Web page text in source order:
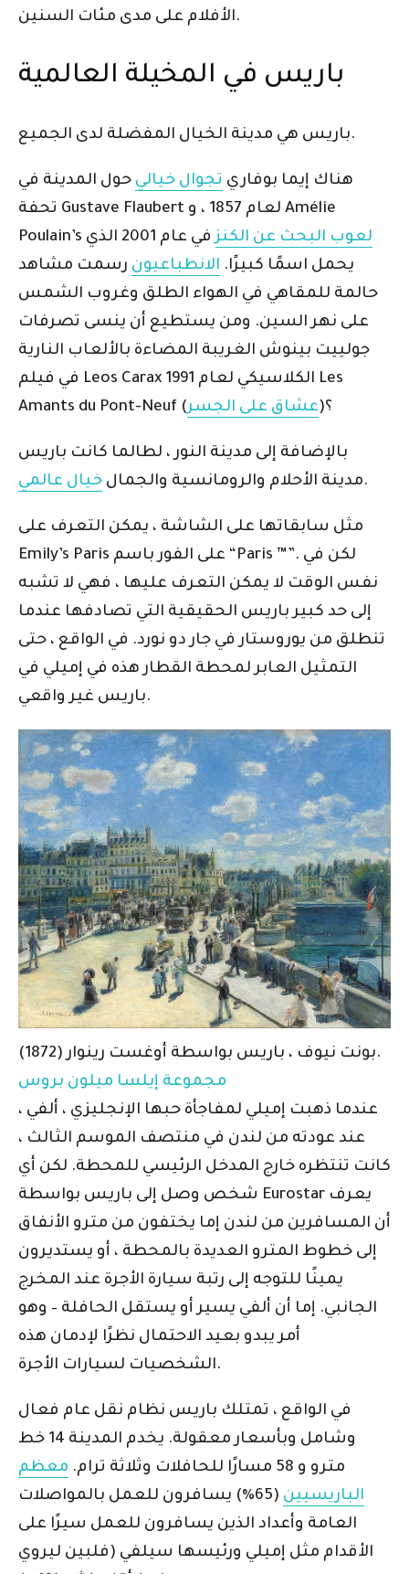
الأفلام على مدى مئات السنين.
باريس في المخيلة العالمية
باريس هي مدينة الخيال المفضلة لدى الجميع.
هناك إيما بوفاري تجوال خيالي حول المدينة في
تحفة Gustave Flaubert لعام 1857 ، و Amélie
Poulain’s
لعوب البحث عن الكنز
في عام 2001 الذي
يحمل اسمًا كبيرًا. الانطباعيون رسمت مشاهد
حالمة للمقاهي في الهواء الطلق وغروب الشمس
على نهر السين. ومن يستطيع أن ينسى تصرفات
جولييت بينوش الغريبة المضاءة بالألعاب النارية
في فيلم Leos Carax الكلاسيكي لعام 1991 Les
Amants du Pont-Neuf (عشاق على الجسر )؟
بالإضافة إلى مدينة النور ، لطالما كانت باريس
مدينة الأحلام والرومانسية والجمال خيال عالمي .
مثل سابقاتها على الشاشة ، يمكن التعرف على
Emily’s Paris على الفور باسم “Paris ™”. لكن في
نفس الوقت لا يمكن التعرف عليها ، فهي لا تشبه
إلى حد كبير باريس الحقيقية التي تصادفها عندما
تنطلق من يوروستار في جار دو نورد. في الواقع ، حتى
التمثيل العابر لمحطة القطار هذه في إميلي في
باريس غير واقعي.
بونت نيوف ، باريس بواسطة أوغست رينوار (1872).
مجموعة إيلسا ميلون بروس
عندما ذهبت إميلي لمفاجأة حبها الإنجليزي ، ألفي ،
عند عودته من لندن في منتصف الموسم الثالث ،
كانت تنتظره خارج المدخل الرئيسي للمحطة. لكن أي
شخص وصل إلى باريس بواسطة Eurostar يعرف
أن المسافرين من لندن إما يختفون من مترو الأنفاق
إلى خطوط المترو العديدة بالمحطة ، أو يستديرون
يمينًا للتوجه إلى رتبة سيارة الأجرة عند المخرج
الجانبي. إما أن ألفي يسير أو يستقل الحافلة – وهو
أمر يبدو بعيد الاحتمال نظرًا لإدمان هذه
الشخصيات لسيارات الأجرة.
في الواقع ، تمتلك باريس نظام نقل عام فعال
وشامل وبأسعار معقولة. يخدم المدينة 14 خط
مترو و 58 مسارًا للحافلات وثلاثة ترام.
معظم
الباريسيين
(65٪) يسافرون للعمل بالمواصلات
العامة وأعداد الذين يسافرون للعمل سيرًا على
الأقدام مثل إميلي ورئيسها سيلفي (فلبين ليروي